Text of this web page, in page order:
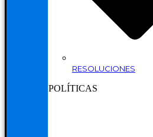
RESOLUCIONES
POLÍTICAS